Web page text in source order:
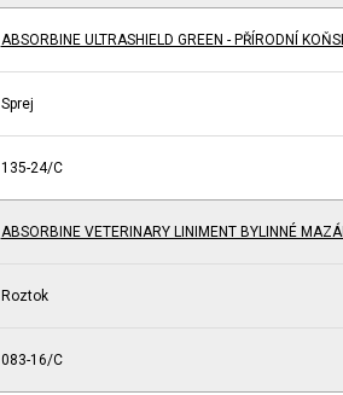
ABSORBINE ULTRASHIELD GREEN - PŘÍRODNÍ
Sprej
135-24/C
ABSORBINE VETERINARY LINIMENT BYLINNÉ
Roztok
083-16/C